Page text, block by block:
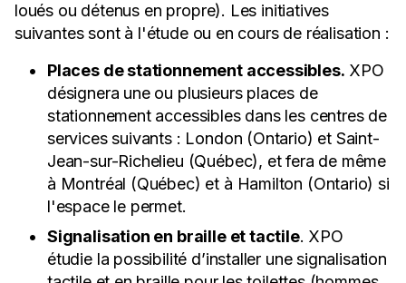
loués ou détenus en propre). Les initiatives
suivantes sont à l'étude ou en cours de réalisation :
Places de stationnement accessibles. XPO
désignera une ou plusieurs places de
stationnement accessibles dans les centres de
services suivants : London (Ontario) et Saint-
Jean-sur-Richelieu (Québec), et fera de même
à Montréal (Québec) et à Hamilton (Ontario) si
l'espace le permet.
Signalisation en braille et tactile. XPO
étudie la possibilité d’installer une signalisation